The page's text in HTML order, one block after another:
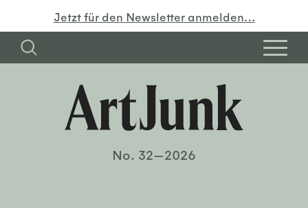
Jetzt für den Newsletter anmelden…
No. 32—2026